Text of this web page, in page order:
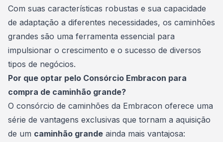
Com suas características robustas e sua capacidade
de adaptação a diferentes necessidades, os caminhões
grandes são uma ferramenta essencial para
impulsionar o crescimento e o sucesso de diversos
tipos de negócios.
Por que optar pelo Consórcio Embracon para
compra de caminhão grande?
O consórcio de caminhões da Embracon oferece uma
série de vantagens exclusivas que tornam a aquisição
de um caminhão grande ainda mais vantajosa: